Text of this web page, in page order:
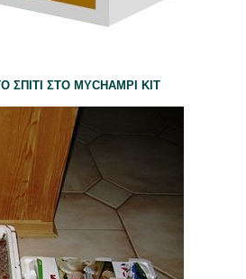
ΣΤΟ MYCHAMPI KIT